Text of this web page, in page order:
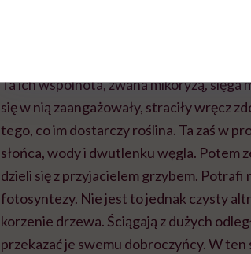
Ta ich wspólnota, zwana mikoryzą,
się w nią zaangażowały, straciły wręcz
tego, co im dostarczy roślina. Ta zaś w
słońca, wody i dwutlenku węgla. Potem
dzieli się z przyjacielem grzybem.
fotosyntezy. Nie jest to jednak czysty
korzenie drzewa. Ściągają z dużych
przekazać je swemu dobroczyńcy. W